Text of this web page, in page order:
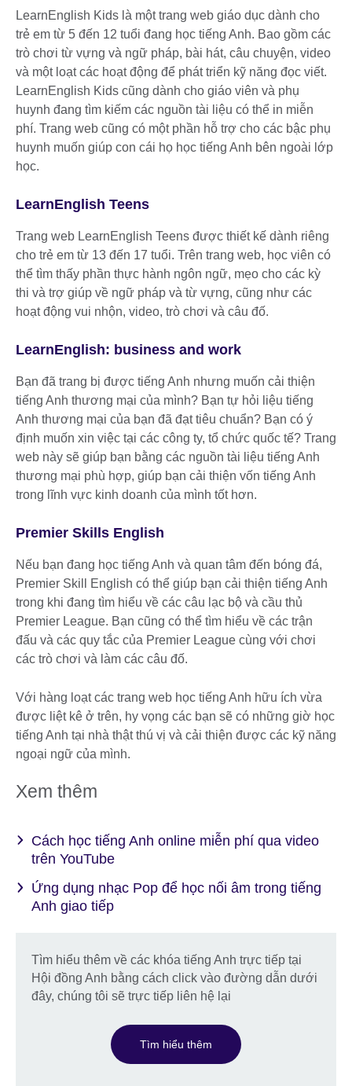
LearnEnglish Kids là một trang web giáo dục dành cho
trẻ em từ 5 đến 12 tuổi đang học tiếng Anh. Bao gồm các
trò chơi từ vựng và ngữ pháp, bài hát, câu chuyện, video
và một loạt các hoạt động để phát triển kỹ năng đọc viết.
LearnEnglish Kids cũng dành cho giáo viên và phụ
huynh đang tìm kiếm các nguồn tài liệu có thể in miễn
phí. Trang web cũng có một phần hỗ trợ cho các bậc phụ
huynh muốn giúp con cái họ học tiếng Anh bên ngoài lớp
học.
LearnEnglish Teens
Trang web LearnEnglish Teens được thiết kế dành riêng
cho trẻ em từ 13 đến 17 tuổi. Trên trang web, học viên có
thể tìm thấy phần thực hành ngôn ngữ, mẹo cho các kỳ
thi và trợ giúp về ngữ pháp và từ vựng, cũng như các
hoạt động vui nhộn, video, trò chơi và câu đố.
LearnEnglish: business and work
Bạn đã trang bị được tiếng Anh nhưng muốn cải thiện
tiếng Anh thương mại của mình? Bạn tự hỏi liệu tiếng
Anh thương mại của bạn đã đạt tiêu chuẩn? Bạn có ý
định muốn xin việc tại các công ty, tổ chức quốc tế? Trang
web này sẽ giúp bạn bằng các nguồn tài liệu tiếng Anh
thương mại phù hợp, giúp bạn cải thiện vốn tiếng Anh
trong lĩnh vực kinh doanh của mình tốt hơn.
Premier Skills English
Nếu bạn đang học tiếng Anh và quan tâm đến bóng đá,
Premier Skill English có thể giúp bạn cải thiện tiếng Anh
trong khi đang tìm hiểu về các câu lạc bộ và cầu thủ
Premier League. Bạn cũng có thể tìm hiểu về các trận
đấu và các quy tắc của Premier League cùng với chơi
các trò chơi và làm các câu đố.
Với hàng loạt các trang web học tiếng Anh hữu ích vừa
được liệt kê ở trên, hy vọng các bạn sẽ có những giờ học
tiếng Anh tại nhà thật thú vị và cải thiện được các kỹ năng
ngoại ngữ của mình.
Xem thêm
Cách học tiếng Anh online miễn phí qua video
trên YouTube
Ứng dụng nhạc Pop để học nối âm trong tiếng
Anh giao tiếp
Tìm hiểu thêm về các khóa tiếng Anh trực tiếp tại
Hội đồng Anh bằng cách click vào đường dẫn dưới
đây, chúng tôi sẽ trực tiếp liên hệ lại
Tìm hiểu thêm